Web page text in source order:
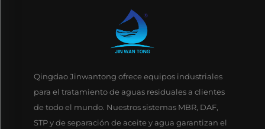
Qingdao Jinwantong ofrece equipos industriales
para el tratamiento de aguas residuales a clientes
de todo el mundo. Nuestros sistemas MBR, DAF,
STP y de separación de aceite y agua garantizan el